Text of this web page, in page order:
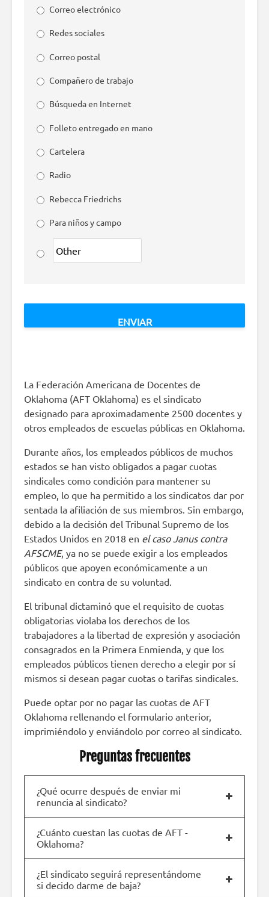
Correo electrónico
Redes sociales
Correo postal
Compañero de trabajo
Búsqueda en Internet
Folleto entregado en mano
Cartelera
Radio
Rebecca Friedrichs
Para niños y campo
La Federación Americana de Docentes de
Oklahoma (AFT Oklahoma) es el sindicato
designado para aproximadamente 2500 docentes y
otros empleados de escuelas públicas en Oklahoma.
Durante años, los empleados públicos de muchos
estados se han visto obligados a pagar cuotas
sindicales como condición para mantener su
empleo, lo que ha permitido a los sindicatos dar por
sentada la afiliación de sus miembros. Sin embargo,
debido a la decisión del Tribunal Supremo de los
Estados Unidos en 2018 en el caso Janus contra
AFSCME, ya no se puede exigir a los empleados
públicos que apoyen económicamente a un
sindicato en contra de su voluntad.
El tribunal dictaminó que el requisito de cuotas
obligatorias violaba los derechos de los
trabajadores a la libertad de expresión y asociación
consagrados en la Primera Enmienda, y que los
empleados públicos tienen derecho a elegir por sí
mismos si desean pagar cuotas o tarifas sindicales.
Puede optar por no pagar las cuotas de AFT
Oklahoma rellenando el formulario anterior,
imprimiéndolo y enviándolo por correo al sindicato.
Preguntas frecuentes
¿Qué ocurre después de enviar mi
renuncia al sindicato?
¿Cuánto cuestan las cuotas de AFT -
Oklahoma?
¿El sindicato seguirá representándome
si decido darme de baja?